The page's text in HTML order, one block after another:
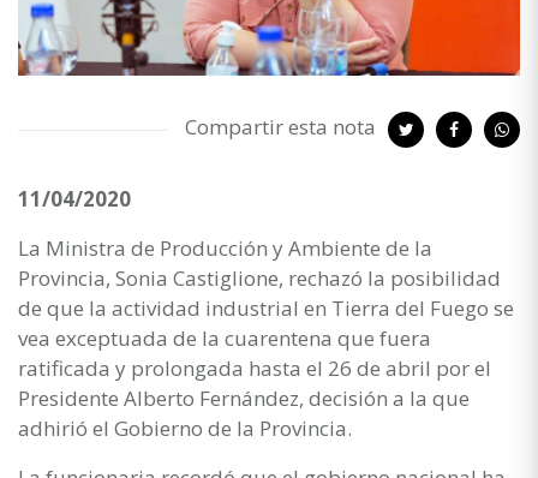
Compartir esta nota
11/04/2020
La Ministra de Producción y Ambiente de la
Provincia, Sonia Castiglione, rechazó la posibilidad
de que la actividad industrial en Tierra del Fuego se
vea exceptuada de la cuarentena que fuera
ratificada y prolongada hasta el 26 de abril por el
Presidente Alberto Fernández, decisión a la que
adhirió el Gobierno de la Provincia.